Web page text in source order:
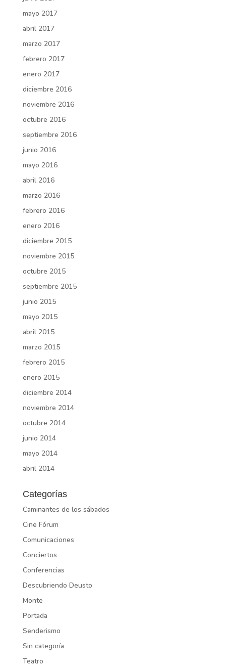
mayo 2017
abril 2017
marzo 2017
febrero 2017
enero 2017
diciembre 2016
noviembre 2016
octubre 2016
septiembre 2016
junio 2016
mayo 2016
abril 2016
marzo 2016
febrero 2016
enero 2016
diciembre 2015
noviembre 2015
octubre 2015
septiembre 2015
junio 2015
mayo 2015
abril 2015
marzo 2015
febrero 2015
enero 2015
diciembre 2014
noviembre 2014
octubre 2014
junio 2014
mayo 2014
abril 2014
Categorías
Caminantes de los sábados
Cine Fórum
Comunicaciones
Conciertos
Conferencias
Descubriendo Deusto
Monte
Portada
Senderismo
Sin categoría
Teatro